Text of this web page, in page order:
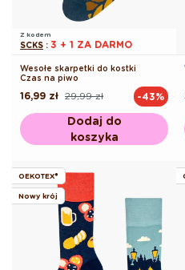
Z kodem
SCKS : 3 + 1 ZA DARMO
Wesołe skarpetki do kostki
Czas na piwo
Cena
29,99 zł
Cena
16,99 zł -43%
Dodaj do
koszyka
OEKOTEX®
Nowy krój